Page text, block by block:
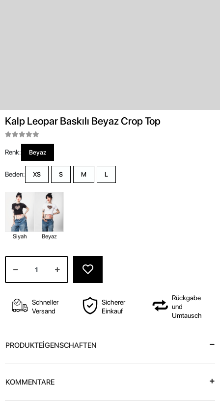
Kalp Leopar Baskılı Beyaz Crop Top
Renk: Beyaz
Beden: XS S M L
Siyah Beyaz
Schneller
Versand
Sicherer
Einkauf
Rückgabe
und
Umtausch
PRODUKTEİGENSCHAFTEN
KOMMENTARE